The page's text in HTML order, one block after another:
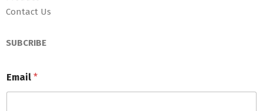
Contact Us
SUBCRIBE
Email *